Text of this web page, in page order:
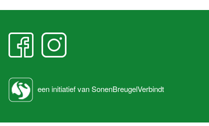
een initiatief van SonenBreugelVerbindt